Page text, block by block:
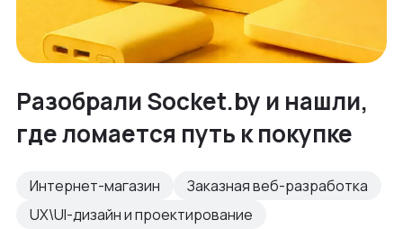
Разобрали Socket.by и нашли,
где ломается путь к покупке
Интернет-магазин
Заказная веб-разработка
UX\UI-дизайн и проектирование